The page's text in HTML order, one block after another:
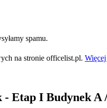
spamu.
na stronie officelist.pl. Więcej
- Etap I Budynek A